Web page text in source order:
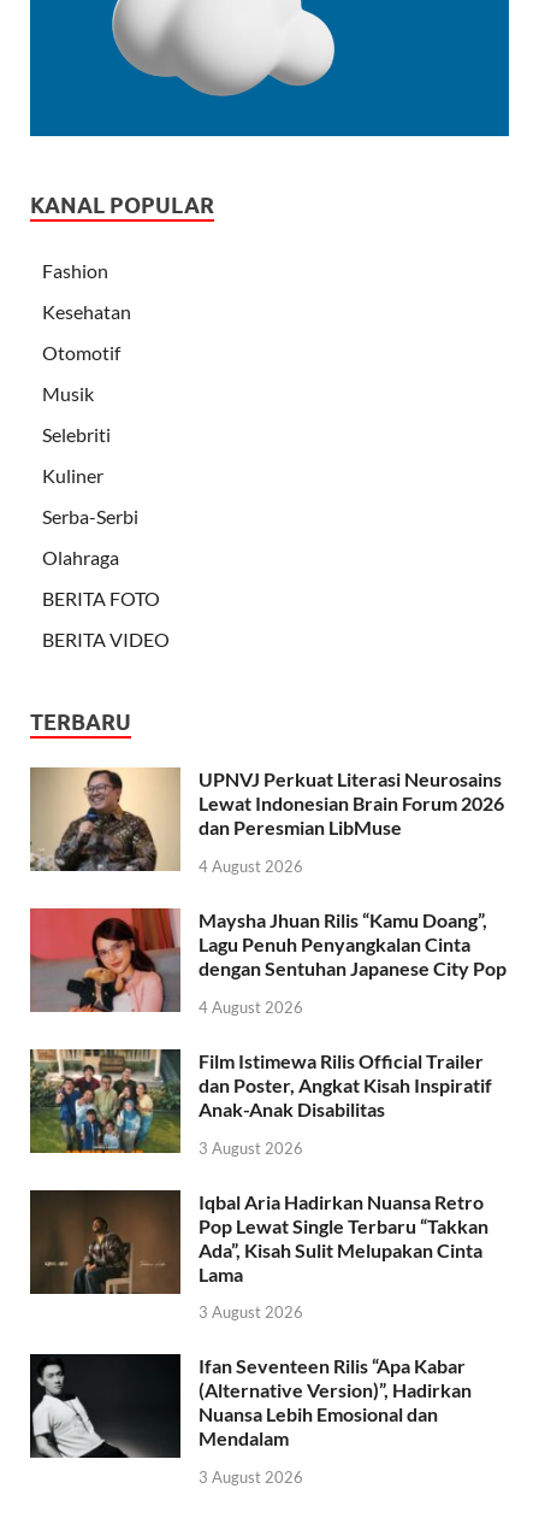
KANAL POPULAR
Fashion
Kesehatan
Otomotif
Musik
Selebriti
Kuliner
Serba-Serbi
Olahraga
BERITA FOTO
BERITA VIDEO
TERBARU
UPNVJ Perkuat Literasi Neurosains
Lewat Indonesian Brain Forum 2026
dan Peresmian LibMuse
4 August 2026
Maysha Jhuan Rilis “Kamu Doang”,
Lagu Penuh Penyangkalan Cinta
dengan Sentuhan Japanese City Pop
4 August 2026
Film Istimewa Rilis Official Trailer
dan Poster, Angkat Kisah Inspiratif
Anak-Anak Disabilitas
3 August 2026
Iqbal Aria Hadirkan Nuansa Retro
Pop Lewat Single Terbaru “Takkan
Ada”, Kisah Sulit Melupakan Cinta
Lama
3 August 2026
Ifan Seventeen Rilis “Apa Kabar
(Alternative Version)”, Hadirkan
Nuansa Lebih Emosional dan
Mendalam
3 August 2026